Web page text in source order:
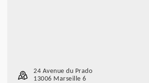
24 Avenue du Prado
13006 Marseille 6